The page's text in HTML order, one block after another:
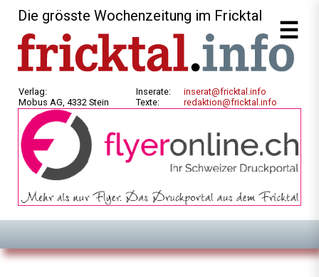
Die grösste Wochenzeitung im Fricktal
Verlag:
Mobus AG, 4332 Stein
Inserate:
Texte:
inserat@fricktal.info
redaktion@fricktal.info